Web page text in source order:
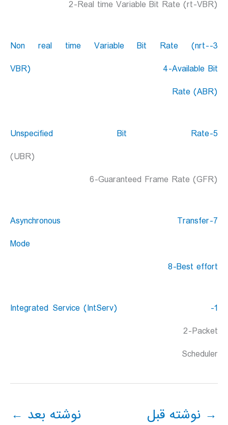
2-Real time Variable Bit Rate (rt-VBR)
3-Non real time Variable Bit Rate (nrt-
VBR) 4-Available Bit
Rate (ABR)
5-Unspecified Bit Rate
(UBR)
6-Guaranteed Frame Rate (GFR)
7-Asynchronous Transfer
Mode
8-Best effort
1-Integrated Service (IntServ)
2-Packet
Scheduler
→ نوشته قبل نوشته بعد ←